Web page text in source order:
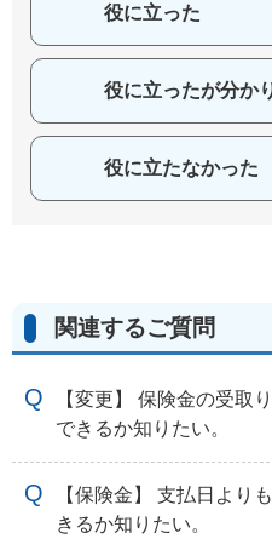
役に立った
役に立ったが分か
役に立たなかった
関連するご質問
【変更】 保険金の受取
できるか知りたい。
【保険金】 支払日より
きるか知りたい。